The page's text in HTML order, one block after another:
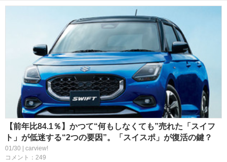
【前年比84.1％】かつて“何もしなくても”売れた「スイフ
ト」が低迷する“2つの要因”。「スイスポ」が復活の鍵？
01/30 | carview!
コメント：249